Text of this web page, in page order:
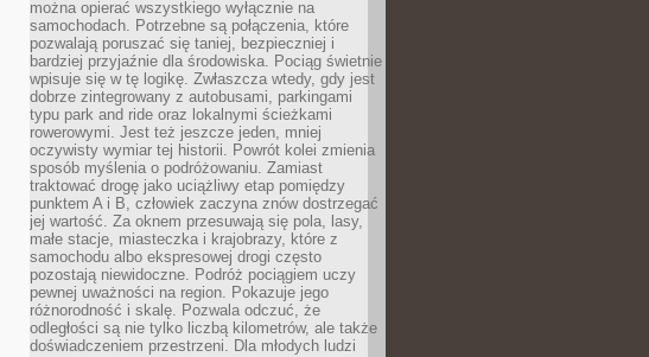
można opierać wszystkiego wyłącznie na
samochodach. Potrzebne są połączenia, które
pozwalają poruszać się taniej, bezpieczniej i
bardziej przyjaźnie dla środowiska. Pociąg świetnie
wpisuje się w tę logikę. Zwłaszcza wtedy, gdy jest
dobrze zintegrowany z autobusami, parkingami
typu park and ride oraz lokalnymi ścieżkami
rowerowymi. Jest też jeszcze jeden, mniej
oczywisty wymiar tej historii. Powrót kolei zmienia
sposób myślenia o podróżowaniu. Zamiast
traktować drogę jako uciążliwy etap pomiędzy
punktem A i B, człowiek zaczyna znów dostrzegać
jej wartość. Za oknem przesuwają się pola, lasy,
małe stacje, miasteczka i krajobrazy, które z
samochodu albo ekspresowej drogi często
pozostają niewidoczne. Podróż pociągiem uczy
pewnej uważności na region. Pokazuje jego
różnorodność i skalę. Pozwala odczuć, że
odległości są nie tylko liczbą kilometrów, ale także
doświadczeniem przestrzeni. Dla młodych ludzi